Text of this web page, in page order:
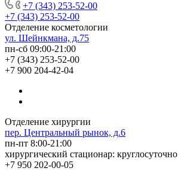
+7 (343) 253-52-00
+7 (343) 253-52-00
Отделение косметологии
ул. Шейнкмана, д.75
пн-сб 09:00-21:00
+7 (343) 253-52-00
+7 900 204-42-04
Отделение хирургии
пер. Центральный рынок, д.6
пн-пт 8:00-21:00
хирургический стационар: круглосуточно
+7 950 202-00-05